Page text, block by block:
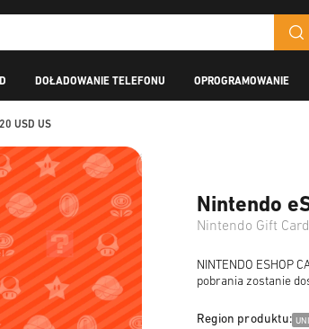
DOŁADOWANIE TELEFONU OPROGRAMOWANIE
USD US
Nintendo
Nintendo Gift
NINTENDO ESHOP
pobrania zostanie
Region produktu: